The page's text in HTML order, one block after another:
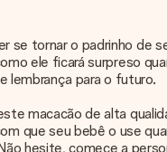
se tornar o padrinho de
ele ficará surpreso
lembrança para o futuro.
macacão de alta
que seu bebê o use
hesite, comece a